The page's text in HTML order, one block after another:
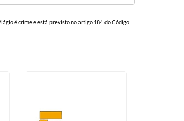
é crime e está previsto no artigo 184 do Código